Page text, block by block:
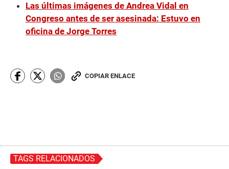
Las últimas imágenes de Andrea Vidal en
Congreso antes de ser asesinada: Estuvo en
oficina de Jorge Torres
COPIAR ENLACE
TAGS RELACIONADOS